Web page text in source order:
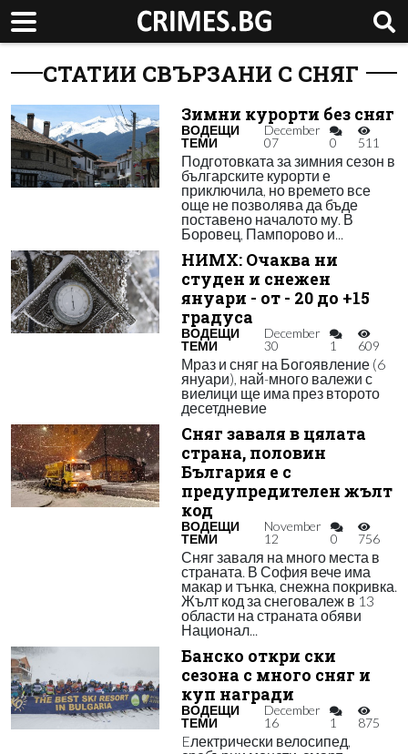
СТАТИИ СВЪРЗАНИ С СНЯГ
Зимни курорти без сняг
ВОДЕЩИ
ТЕМИ
December
07
0 511
Подготовката за зимния сезон в
българските курорти е
приключила, но времето все
още не позволява да бъде
поставено началото му. В
Боровец, Пампорово и...
НИМХ: Очаква ни
студен и снежен
януари - от - 20 до +15
градуса
ВОДЕЩИ
ТЕМИ
December
30
1 609
Мраз и сняг на Богоявление (6
януари), най-много валежи с
виелици ще има през второто
десетдневие
Сняг заваля в цялата
страна, половин
България е с
предупредителен жълт
код
ВОДЕЩИ
ТЕМИ
November
12
0 756
Сняг заваля на много места в
страната. В София вече има
макар и тънка, снежна покривка.
Жълт код за снеговалеж в 13
области на страната обяви
Национал...
Банско откри ски
сезона с много сняг и
куп награди
ВОДЕЩИ
ТЕМИ
December
16
1 875
Eлектрически велосипед,